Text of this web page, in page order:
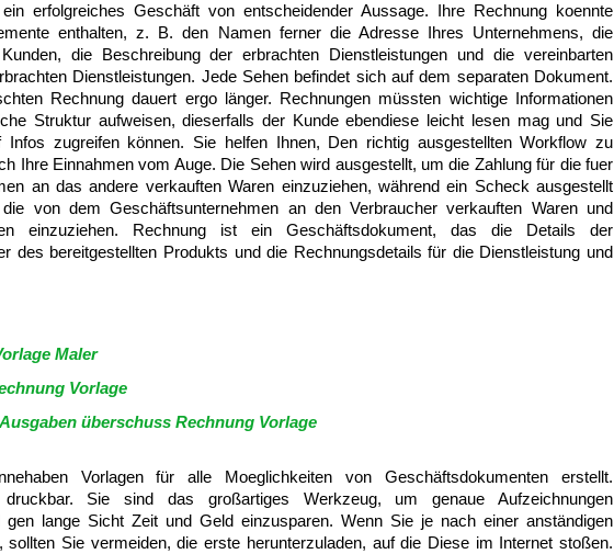
erfolgreiches Geschäft von entscheidender Aussage. Ihre Rechnung koennte
enthalten, z. B. den Namen ferner die Adresse Ihres Unternehmens, die
die Beschreibung der erbrachten Dienstleistungen und die vereinbarten
Dienstleistungen. Jede Sehen befindet sich auf dem separaten Dokument.
Rechnung dauert ergo länger. Rechnungen müssten wichtige Informationen
Struktur aufweisen, dieserfalls der Kunde ebendiese leicht lesen mag und Sie
Infos zugreifen können. Sie helfen Ihnen, Den richtig ausgestellten Workflow zu
Ihre Einnahmen vom Auge. Die Sehen wird ausgestellt, um die Zahlung für die fuer
an das andere verkauften Waren einzuziehen, während ein Scheck ausgestellt
von dem Geschäftsunternehmen an den Verbraucher verkauften Waren und
einzuziehen. Rechnung ist ein Geschäftsdokument, das die Details der
des bereitgestellten Produkts und die Rechnungsdetails für die Dienstleistung und
Maler
Vorlage
überschuss Rechnung Vorlage
Vorlagen für alle Moeglichkeiten von Geschäftsdokumenten erstellt.
druckbar. Sie sind das großartiges Werkzeug, um genaue Aufzeichnungen
gen lange Sicht Zeit und Geld einzusparen. Wenn Sie je nach einer anständigen
sollten Sie vermeiden, die erste herunterzuladen, auf die Diese im Internet stoßen.